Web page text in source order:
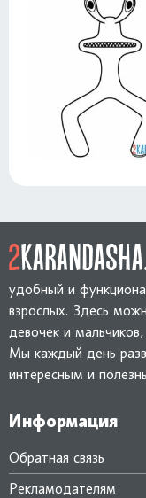
удобный и
взрослых. Здесь
девочек и
Мы каждый день
интересным и
Информация
Обратная связь
Рекламодателям